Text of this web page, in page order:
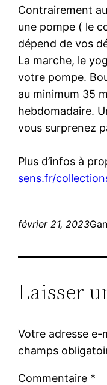
Contrairement
une pompe ( le
dépend de vos
La marche, le
votre pompe.
au minimum 35
hebdomadaire.
vous surprenez
Plus d’infos à
sens.fr/
février 21, 2023
Laisser
Votre adresse e-
champs
Commentaire *